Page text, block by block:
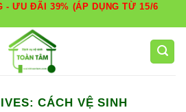
- ƯU ĐÃI 39% (ÁP DỤNG TỪ 15/6
CÁCH VỆ SINH